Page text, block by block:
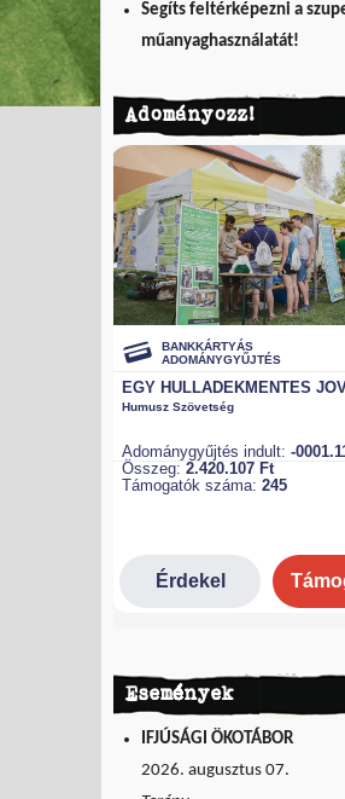
Segíts feltérképezni a
műanyaghasználatát!
Adományozz!
Események
IFJÚSÁGI ÖKOTÁBOR
2026. augusztus 07.